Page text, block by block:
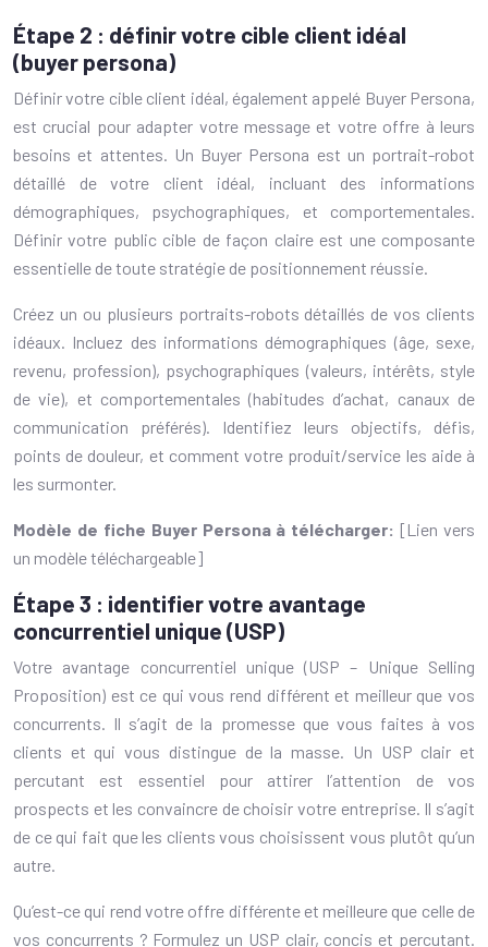
Étape 2 : définir votre cible client idéal
(buyer persona)
Définir votre cible client idéal, également appelé Buyer Persona,
est crucial pour adapter votre message et votre offre à leurs
besoins et attentes. Un Buyer Persona est un portrait-robot
détaillé de votre client idéal, incluant des informations
démographiques, psychographiques, et comportementales.
Définir votre public cible de façon claire est une composante
essentielle de toute stratégie de positionnement réussie.
Créez un ou plusieurs portraits-robots détaillés de vos clients
idéaux. Incluez des informations démographiques (âge, sexe,
revenu, profession), psychographiques (valeurs, intérêts, style
de vie), et comportementales (habitudes d’achat, canaux de
communication préférés). Identifiez leurs objectifs, défis,
points de douleur, et comment votre produit/service les aide à
les surmonter.
Modèle de fiche Buyer Persona à télécharger: [Lien vers
un modèle téléchargeable]
Étape 3 : identifier votre avantage
concurrentiel unique (USP)
Votre avantage concurrentiel unique (USP – Unique Selling
Proposition) est ce qui vous rend différent et meilleur que vos
concurrents. Il s’agit de la promesse que vous faites à vos
clients et qui vous distingue de la masse. Un USP clair et
percutant est essentiel pour attirer l’attention de vos
prospects et les convaincre de choisir votre entreprise. Il s’agit
de ce qui fait que les clients vous choisissent vous plutôt qu’un
autre.
Qu’est-ce qui rend votre offre différente et meilleure que celle de
vos concurrents ? Formulez un USP clair, concis et percutant.